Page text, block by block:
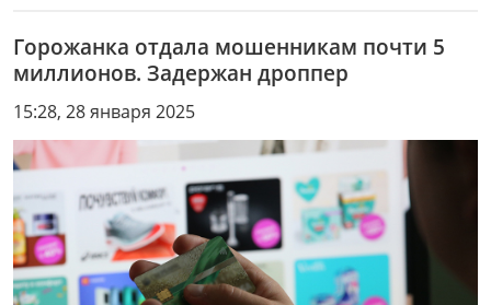
Горожанка отдала мошенникам почти 5
миллионов. Задержан дроппер
15:28, 28 января 2025